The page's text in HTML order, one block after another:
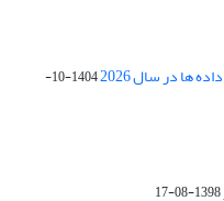
ها در سال 2026
1404-10-
1398-08-17